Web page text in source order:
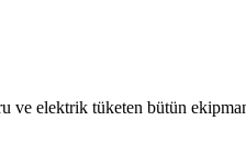
ve elektrik tüketen bütün